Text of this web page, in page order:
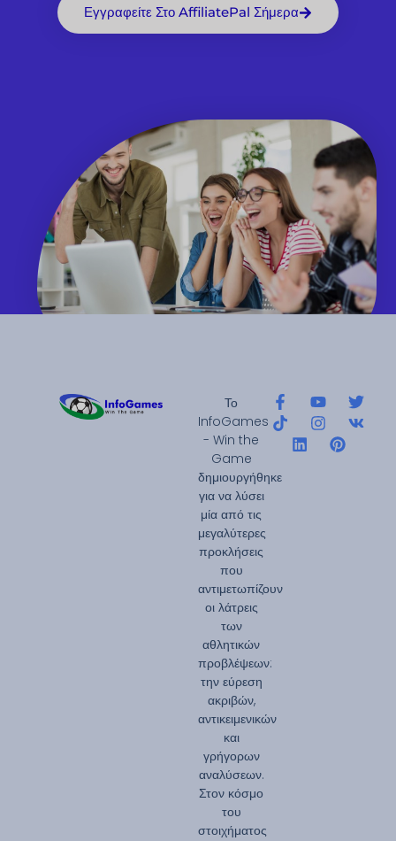
Εγγραφείτε Στο AffiliatePal Σήμερα
Το
InfoGames
- Win the
Game
δημιουργήθηκε
για να λύσει
μία από τις
μεγαλύτερες
προκλήσεις
που
αντιμετωπίζουν
οι λάτρεις
των
αθλητικών
προβλέψεων:
την εύρεση
ακριβών,
αντικειμενικών
και
γρήγορων
αναλύσεων.
Στον κόσμο
του
στοιχήματος